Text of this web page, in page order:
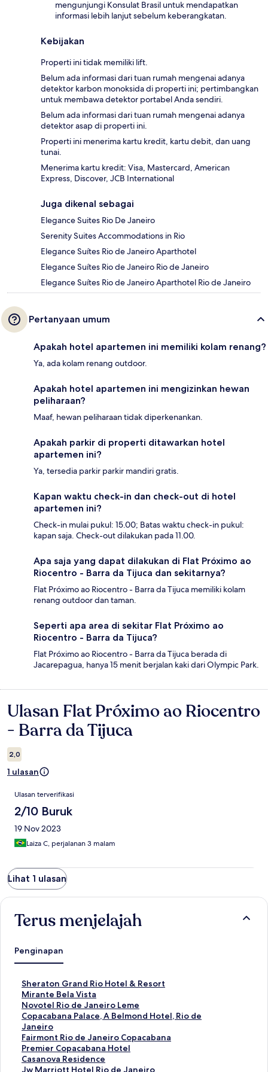
mengunjungi Konsulat Brasil untuk mendapatkan
informasi lebih lanjut sebelum keberangkatan.
Kebijakan
Properti ini tidak memiliki lift.
Belum ada informasi dari tuan rumah mengenai adanya
detektor karbon monoksida di properti ini; pertimbangkan
untuk membawa detektor portabel Anda sendiri.
Belum ada informasi dari tuan rumah mengenai adanya
detektor asap di properti ini.
Properti ini menerima kartu kredit, kartu debit, dan uang
tunai.
Menerima kartu kredit: Visa, Mastercard, American
Express, Discover, JCB International
Juga dikenal sebagai
Elegance Suites Rio De Janeiro
Serenity Suites Accommodations in Rio
Elegance Suítes Rio de Janeiro Aparthotel
Elegance Suítes Rio de Janeiro Rio de Janeiro
Elegance Suítes Rio de Janeiro Aparthotel Rio de Janeiro
Pertanyaan umum
Apakah hotel apartemen ini memiliki kolam renang?
Ya, ada kolam renang outdoor.
Apakah hotel apartemen ini mengizinkan hewan
peliharaan?
Maaf, hewan peliharaan tidak diperkenankan.
Apakah parkir di properti ditawarkan hotel
apartemen ini?
Ya, tersedia parkir parkir mandiri gratis.
Kapan waktu check-in dan check-out di hotel
apartemen ini?
Check-in mulai pukul: 15.00; Batas waktu check-in pukul:
kapan saja. Check-out dilakukan pada 11.00.
Apa saja yang dapat dilakukan di Flat Próximo ao
Riocentro - Barra da Tijuca dan sekitarnya?
Flat Próximo ao Riocentro - Barra da Tijuca memiliki kolam
renang outdoor dan taman.
Seperti apa area di sekitar Flat Próximo ao
Riocentro - Barra da Tijuca?
Flat Próximo ao Riocentro - Barra da Tijuca berada di
Jacarepagua, hanya 15 menit berjalan kaki dari Olympic Park.
Ulasan
Ulasan Flat Próximo ao Riocentro
- Barra da Tijuca
2,0
1 ulasan
Ulasan
Ulasan terverifikasi
2/10 Buruk
19 Nov 2023
Laiza C, perjalanan 3 malam
Lihat 1 ulasan
Terus menjelajah
Penginapan
Sheraton Grand Rio Hotel & Resort
T
a
u
t
a
n
S
t
a
Mirante Bela Vista
T
a
u
t
a
n
S
t
Novotel Rio de Janeiro Leme
T
a
u
t
a
n
S
Copacabana Palace, A Belmond Hotel, Rio de
Janeiro
T
a
u
t
a
n
Fairmont Rio de Janeiro Copacabana
T
a
u
t
Premier Copacabana Hotel
T
a
u
Casanova Residence
T
a
Jw Marriott Hotel Rio de Janeiro
T